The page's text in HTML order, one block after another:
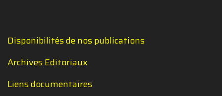
Disponibilités de nos publications
Archives Editoriaux
Liens documentaires